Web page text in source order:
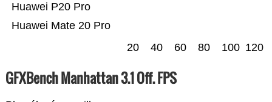
Huawei Mate 20 Pro
Huawei P20 Pro
20 40 60 80 100 120
GFXBench Manhattan 3.1 Off. FPS